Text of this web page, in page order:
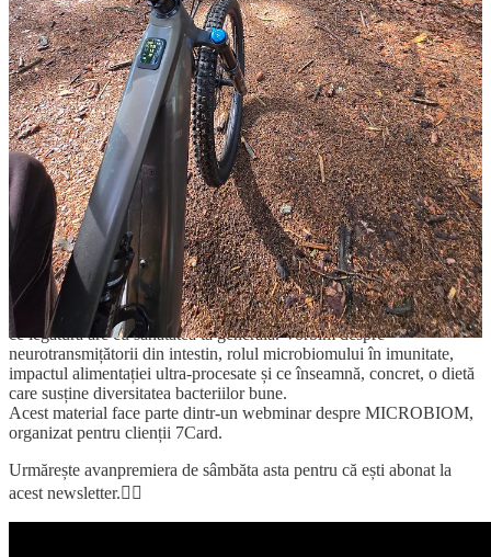
Nu uita că un microbiom sănătos înseamnă un sistem imunitar mai
bun, o stare de spirit mai echilibrată și chiar un somn mai odihnitor.
Dacă vrei să înțelegi mai bine cum funcționează și ce poți face
concret pentru sănătatea ta, te invit să vezi vlogul de mai jos, la care
ai acces în Avanpremieră. Un material scurt, clar și aplicat, în care
explic pe înțelesul tuturor ce e microbiomul, cum îl influențează
alimentația ultra-procesată, ce înseamnă o dietă care îl susține și cum
poți face alegeri mai bune pentru tine, în fiecare zi.
📹 Avanpremieră:
În acest episod (Partea I) explicăm pe înțelesul tuturor ce este
microbiomul, cum funcționează, de ce îi spunem „al doilea creier” și
ce legătură are cu sănătatea ta generală. Vorbim despre
neurotransmițătorii din intestin, rolul microbiomului în imunitate,
impactul alimentației ultra-procesate și ce înseamnă, concret, o dietă
care susține diversitatea bacteriilor bune.
Acest material face parte dintr-un webminar despre MICROBIOM,
organizat pentru clienții 7Card.
Urmărește avanpremiera de sâmbăta asta pentru că ești abonat la
acest newsletter.👇🏼